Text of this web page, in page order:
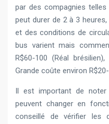
par des compagnies
peut durer de 2 à 3
et des conditions de
bus varient mais
R$60-100 (Réal
Grande coûte environ
Il est important de
peuvent changer en
conseillé de vérifier les